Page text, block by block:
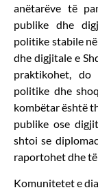
anëtarëve të
publike dhe
politike stabile
dhe digjitale e
praktikohet,
politike dhe
kombëtar është
publike ose
shtoi se
raportohet dhe
Komunitetet e